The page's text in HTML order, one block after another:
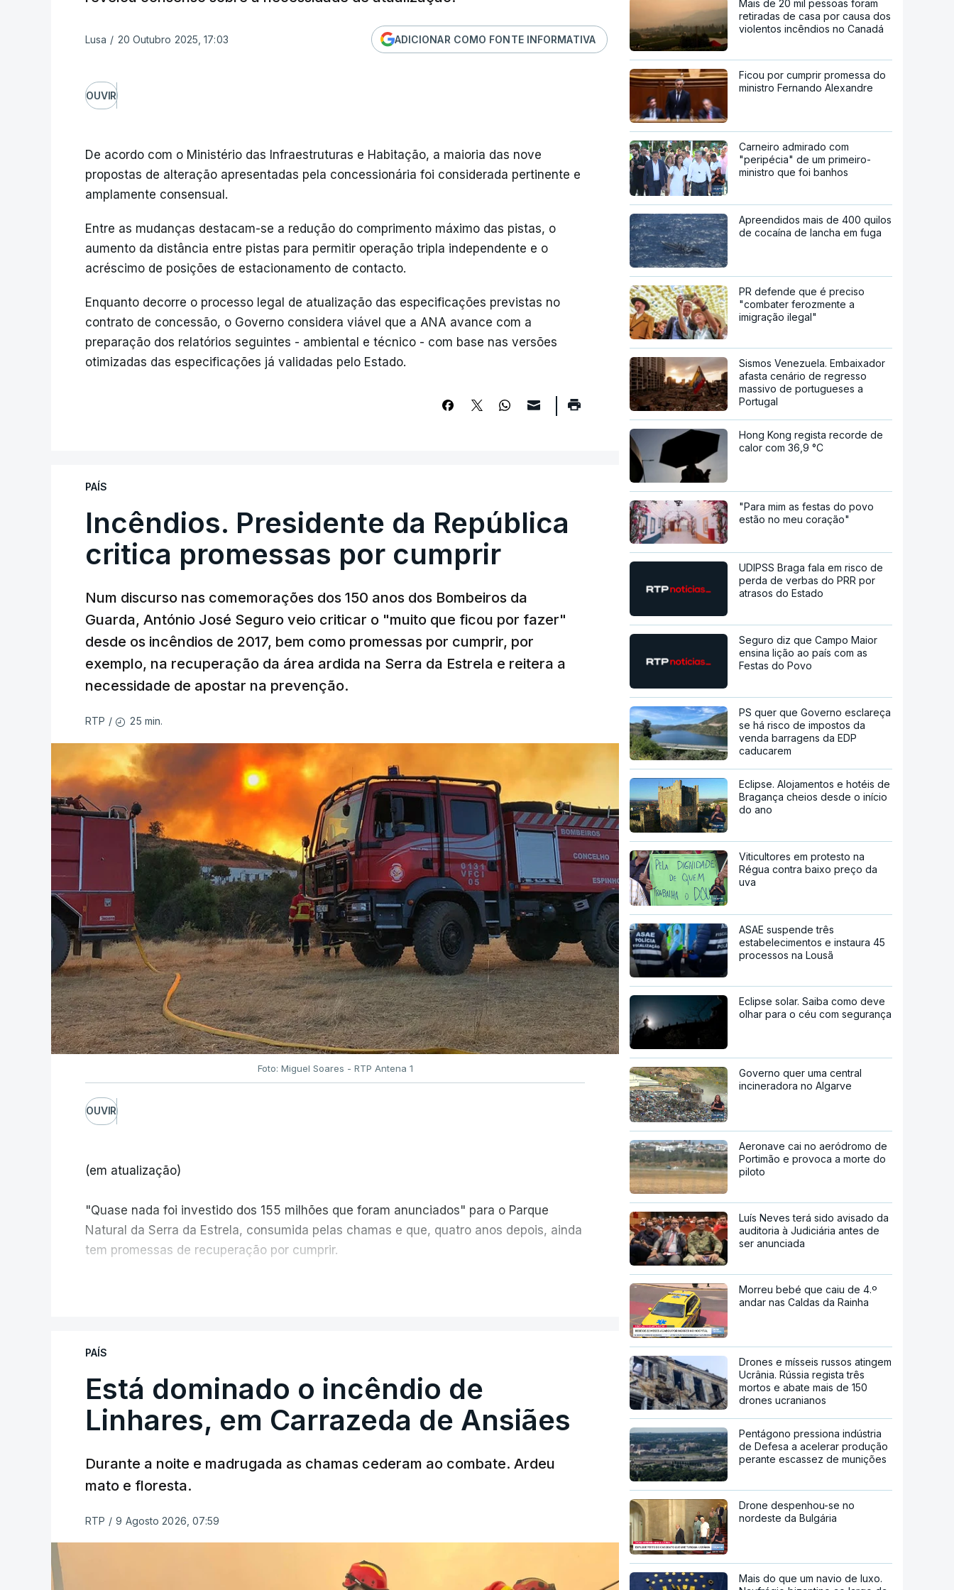
Lusa / 20 Outubro 2025, 17:03 ADICIONAR COMO FONTE INFORMATIVA
OUVIR
De acordo com o Ministério das Infraestruturas e Habitação, a maioria das nove
propostas de alteração apresentadas pela concessionária foi considerada pertinente e
amplamente consensual.
Entre as mudanças destacam-se a redução do comprimento máximo das pistas, o
aumento da distância entre pistas para permitir operação tripla independente e o
acréscimo de posições de estacionamento de contacto.
Enquanto decorre o processo legal de atualização das especificações previstas no
contrato de concessão, o Governo considera viável que a ANA avance com a
preparação dos relatórios seguintes - ambiental e técnico - com base nas versões
otimizadas das especificações já validadas pelo Estado.
PAÍS
Incêndios. Presidente da República
critica promessas por cumprir
Num discurso nas comemorações dos 150 anos dos Bombeiros da
Guarda, António José Seguro veio criticar o "muito que ficou por fazer"
desde os incêndios de 2017, bem como promessas por cumprir, por
exemplo, na recuperação da área ardida na Serra da Estrela e reitera a
necessidade de apostar na prevenção.
RTP / 25 min.
Foto: Miguel Soares - RTP Antena 1
OUVIR
(em atualização)
"Quase nada foi investido dos 155 milhões que foram anunciados" para o Parque
Natural da Serra da Estrela, consumida pelas chamas e que, quatro anos depois, ainda
tem promessas de recuperação por cumprir.
ERRO 100
ERROR ON HTML5 MEDIA ELEMENT
PAÍS
Está dominado o incêndio de
Linhares, em Carrazeda de Ansiães
Durante a noite e madrugada as chamas cederam ao combate. Ardeu
mato e floresta.
RTP / 9 Agosto 2026, 07:59
Mais de 20 mil pessoas foram
retiradas de casa por causa dos
violentos incêndios no Canadá
Ficou por cumprir promessa do
ministro Fernando Alexandre
Carneiro admirado com
"peripécia" de um primeiro-
ministro que foi banhos
Apreendidos mais de 400 quilos
de cocaína de lancha em fuga
PR defende que é preciso
"combater ferozmente a
imigração ilegal"
Sismos Venezuela. Embaixador
afasta cenário de regresso
massivo de portugueses a
Portugal
Hong Kong regista recorde de
calor com 36,9 °C
"Para mim as festas do povo
estão no meu coração"
UDIPSS Braga fala em risco de
perda de verbas do PRR por
atrasos do Estado
Seguro diz que Campo Maior
ensina lição ao país com as
Festas do Povo
PS quer que Governo esclareça
se há risco de impostos da
venda barragens da EDP
caducarem
Eclipse. Alojamentos e hotéis de
Bragança cheios desde o início
do ano
Viticultores em protesto na
Régua contra baixo preço da
uva
ASAE suspende três
estabelecimentos e instaura 45
processos na Lousã
Eclipse solar. Saiba como deve
olhar para o céu com segurança
Governo quer uma central
incineradora no Algarve
Aeronave cai no aeródromo de
Portimão e provoca a morte do
piloto
Luís Neves terá sido avisado da
auditoria à Judiciária antes de
ser anunciada
Morreu bebé que caiu de 4.º
andar nas Caldas da Rainha
Drones e mísseis russos atingem
Ucrânia. Rússia regista três
mortos e abate mais de 150
drones ucranianos
Pentágono pressiona indústria
de Defesa a acelerar produção
perante escassez de munições
Drone despenhou-se no
nordeste da Bulgária
Mais do que um navio de luxo.